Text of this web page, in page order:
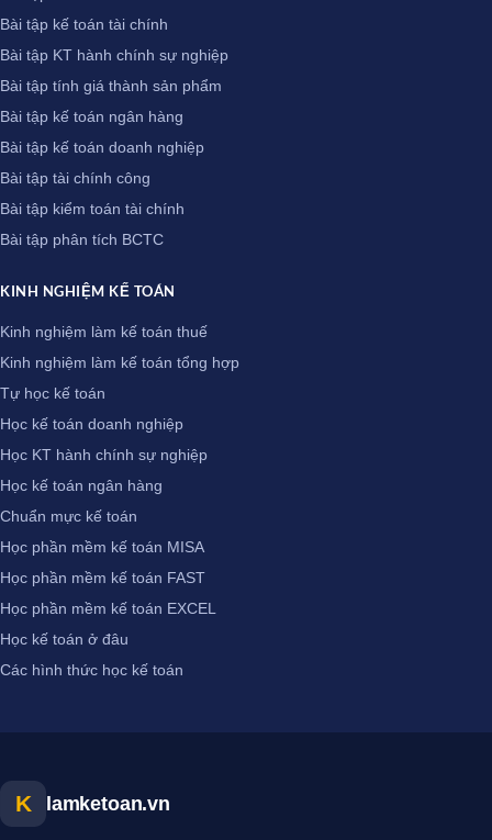
Bài tập kế toán tài chính
Bài tập KT hành chính sự nghiệp
Bài tập tính giá thành sản phẩm
Bài tập kế toán ngân hàng
Bài tập kế toán doanh nghiệp
Bài tập tài chính công
Bài tập kiểm toán tài chính
Bài tập phân tích BCTC
KINH NGHIỆM KẾ TOÁN
Kinh nghiệm làm kế toán thuế
Kinh nghiệm làm kế toán tổng hợp
Tự học kế toán
Học kế toán doanh nghiệp
Học KT hành chính sự nghiệp
Học kế toán ngân hàng
Chuẩn mực kế toán
Học phần mềm kế toán MISA
Học phần mềm kế toán FAST
Học phần mềm kế toán EXCEL
Học kế toán ở đâu
Các hình thức học kế toán
K lamketoan.vn